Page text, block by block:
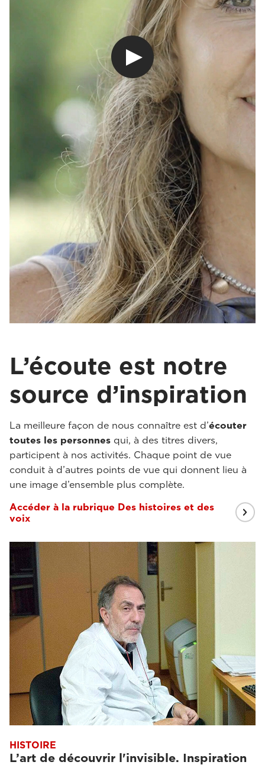
L’écoute est notre
source d’inspiration
La meilleure façon de nous connaître est d’écouter
toutes les personnes qui, à des titres divers,
participent à nos activités. Chaque point de vue
conduit à d’autres points de vue qui donnent lieu à
une image d’ensemble plus complète.
Accéder à la rubrique Des histoires et des
voix
HISTOIRE
L’art de découvrir l'invisible. Inspiration